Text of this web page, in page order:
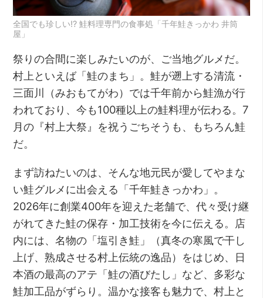
全国でも珍しい!? 鮭料理専門の食事処「千年鮭きっかわ 井筒
屋」
祭りの合間に楽しみたいのが、ご当地グルメだ。
村上といえば「鮭のまち」。鮭が遡上する清流・
三面川（みおもてがわ）では千年前から鮭漁が行
われており、今も100種以上の鮭料理が伝わる。7
月の『村上大祭』を祝うごちそうも、もちろん鮭
だ。
まず訪ねたいのは、そんな地元民が愛してやまな
い鮭グルメに出会える「千年鮭きっかわ」。
2026年に創業400年を迎えた老舗で、代々受け継
がれてきた鮭の保存・加工技術を今に伝える。店
内には、名物の「塩引き鮭」（真冬の寒風で干し
上げ、熟成させる村上伝統の逸品）をはじめ、日
本酒の最高のアテ「鮭の酒びたし」など、多彩な
鮭加工品がずらり。温かな接客も魅力で、村上と